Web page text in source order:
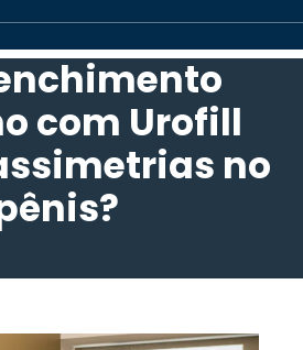
com Urofill
no